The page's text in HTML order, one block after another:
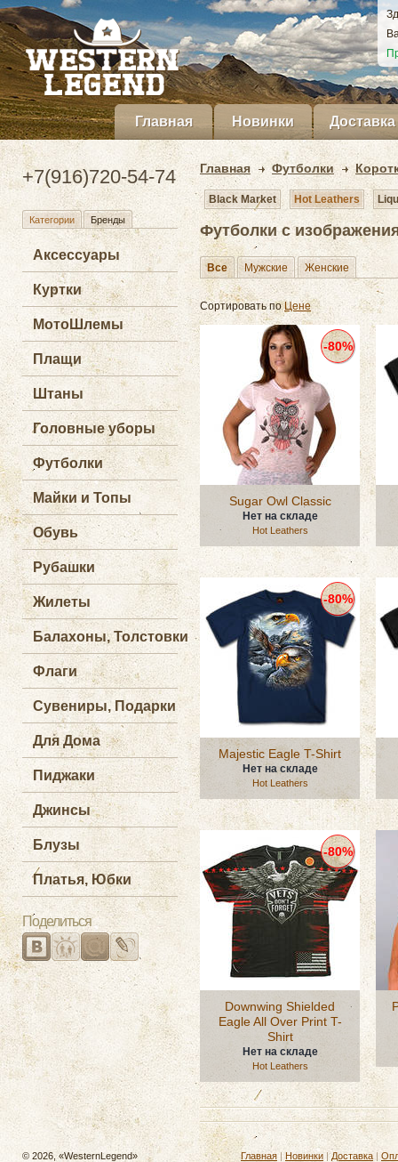
Главная Новинки Доставка
+7(916)720-54-74
Категории Бренды
Аксессуары
Куртки
МотоШлемы
Плащи
Штаны
Головные уборы
Футболки
Майки и Топы
Обувь
Рубашки
Жилеты
Балахоны, Толстовки
Флаги
Сувениры, Подарки
Для Дома
Пиджаки
Джинсы
Блузы
Платья, Юбки
Поделиться
Главная Футболки
Black Market Hot Leathers
Футболки с
Все Мужские Женские
Сортировать поЦене
Sugar Owl Classic
Нет на складе
Hot Leathers
-80%
Majestic Eagle T-Shirt
Нет на складе
Hot Leathers
-80%
Downwing Shielded
Eagle All Over Print T-
Shirt
Нет на складе
Hot Leathers
-80%
© 2026, «WesternLegend»
Главная | Новинки |Доставка |